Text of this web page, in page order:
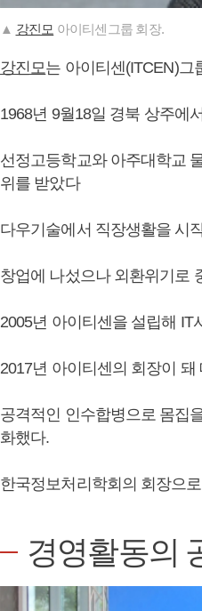
▲ 강진모 아이티센그룹 회장.
강진모는 아이티센(ITCEN)그
1968년 9월18일 경북 상주에
선정고등학교와 아주대학교
위를 받았다
다우기술에서 직장생활을 시
창업에 나섰으나 외환위기로
2005년 아이티센을 설립해
2017년 아이티센의 회장이
공격적인 인수합병으로 몸집
화했다.
한국정보처리학회의 회장으
경영활동의